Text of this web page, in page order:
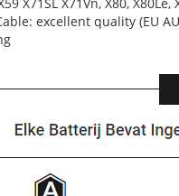
excellent quality (EU